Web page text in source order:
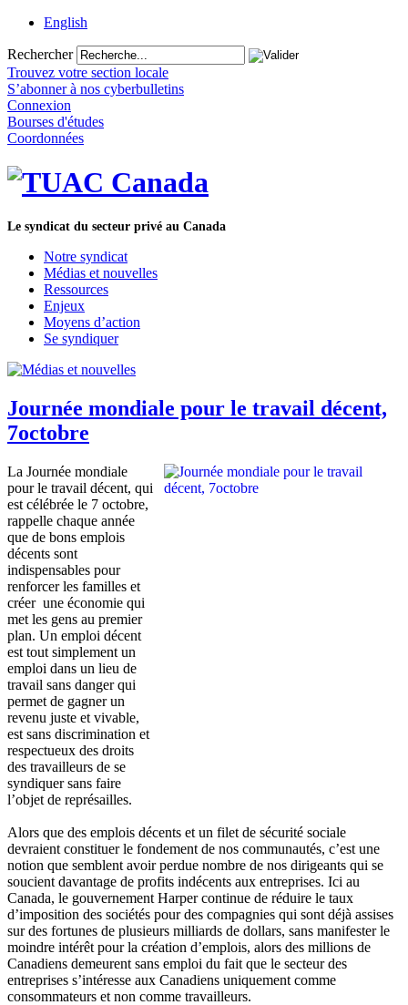
English
Rechercher
Trouvez votre section locale
S’abonner à nos cyberbulletins
Connexion
Bourses d'études
Coordonnées
Le syndicat du secteur privé au Canada
Notre syndicat
Médias et nouvelles
Ressources
Enjeux
Moyens d’action
Se syndiquer
Journée mondiale pour le travail décent,
7octobre
La Journée mondiale
pour le travail décent, qui
est célébrée le 7 octobre,
rappelle chaque année
que de bons emplois
décents sont
indispensables pour
renforcerles familles et
créer une économie qui
met les gens au premier
plan. Un emploi décent
est tout simplement un
emploi dans un lieu de
travail sans danger qui
permet de gagnerun
revenu juste et vivable,
est sans discrimination et
respectueux des droits
des travailleurs de se
syndiquersans faire
l’objet de représailles.
Alors que des emplois décents et un filet de sécurité sociale
devraient constituerle fondement de nos communautés, c’est une
notion que semblent avoir perdue nombre de nos dirigeants qui se
soucient davantage de profits indécents aux entreprises. Ici au
Canada, le gouvernement Harper continue de réduire le taux
d’imposition des sociétés pour des compagnies qui sont déjà assises
surdes fortunes de plusieurs milliards de dollars, sans manifesterle
moindre intérêt pour la création d’emplois, alors des millions de
Canadiens demeurent sans emploi du fait que le secteurdes
entreprises s’intéresse aux Canadiens uniquement comme
consommateurs et non comme travailleurs.